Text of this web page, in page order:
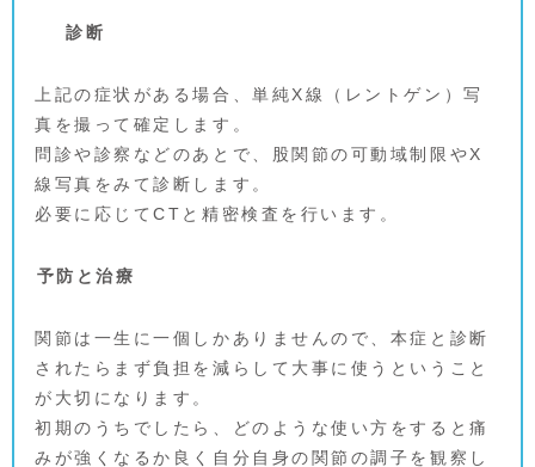
診断
上記の症状がある場合、単純X線（レントゲン）写
真を撮って確定します。
問診や診察などのあとで、股関節の可動域制限やX
線写真をみて診断します。
必要に応じてCTと精密検査を行います。
予防と治療
関節は一生に一個しかありませんので、本症と診断
されたらまず負担を減らして大事に使うということ
が大切になります。
初期のうちでしたら、どのような使い方をすると痛
みが強くなるか良く自分自身の関節の調子を観察し